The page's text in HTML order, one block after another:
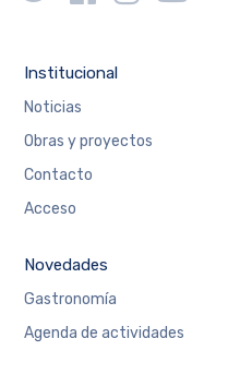
Institucional
Noticias
Obras y proyectos
Contacto
Acceso
Novedades
Gastronomía
Agenda de actividades